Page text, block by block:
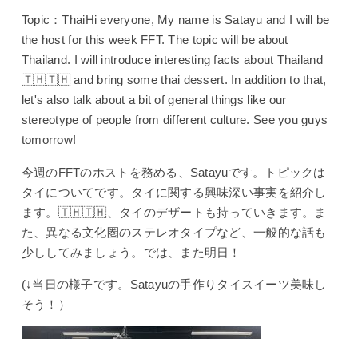
Topic：ThaiHi everyone, My name is Satayu and I will be
the host for this week FFT. The topic will be about
Thailand. I will introduce interesting facts about Thailand
🇹🇭🇹🇭 and bring some thai dessert. In addition to that,
let's also talk about a bit of general things like our
stereotype of people from different culture. See you guys
tomorrow!
今週のFFTのホストを務める、Satayuです。トピックは
タイについてです。タイに関する興味深い事実を紹介し
ます。🇹🇭🇹🇭、タイのデザートも持っていきます。ま
た、異なる文化圏のステレオタイプなど、一般的な話も
少ししてみましょう。では、また明日！
(↓当日の様子です。Satayuの手作りタイスイーツ美味し
そう！）